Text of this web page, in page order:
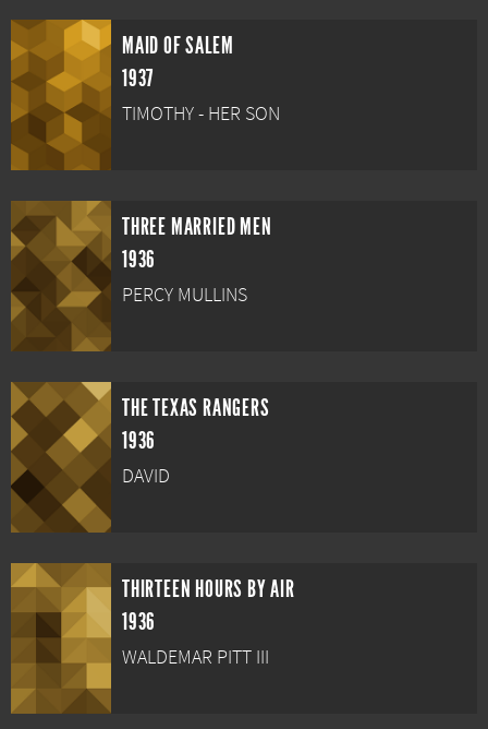
MAID OF SALEM
1937
TIMOTHY - HER SON
THREE MARRIED MEN
1936
PERCY MULLINS
THE TEXAS RANGERS
1936
DAVID
THIRTEEN HOURS BY AIR
1936
WALDEMAR PITT III